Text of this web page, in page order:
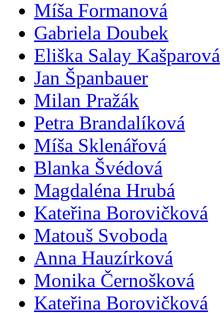
Míša Formanová
Gabriela Doubek
Eliška Salay Kašparová
Jan Španbauer
Milan Pražák
Petra Brandalíková
Míša Sklenářová
Blanka Švédová
Magdaléna Hrubá
Kateřina Borovičková
Matouš Svoboda
Anna Hauzírková
Monika Černošková
Kateřina Borovičková